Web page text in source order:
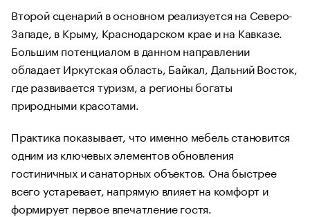
Второй сценарий в основном реализуется на Северо-
Западе, в Крыму, Краснодарском крае и на Кавказе.
Большим потенциалом в данном направлении
обладает Иркутская область, Байкал, Дальний Восток,
где развивается туризм, а регионы богаты
природными красотами.
Практика показывает, что именно мебель становится
одним из ключевых элементов обновления
гостиничных и санаторных объектов. Она быстрее
всего устаревает, напрямую влияет на комфорт и
формирует первое впечатление гостя.